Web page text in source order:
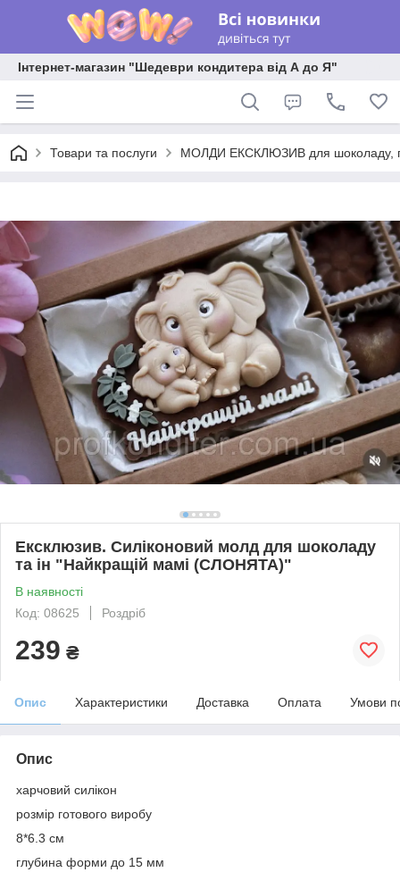
Інтернет-магазин "Шедеври кондитера від А до Я"
Товари та послуги МОЛДИ ЕКСКЛЮЗИВ для шоколаду,
Ексклюзив. Силіконовий молд для шоколаду
та ін "Найкращій мамі (СЛОНЯТА)"
В наявності
Код: 08625
Роздріб
239 ₴
Опис Характеристики Доставка Оплата Умови
Опис
харчовий силікон
розмір готового виробу
8*6.3 см
глубина форми до 15 мм